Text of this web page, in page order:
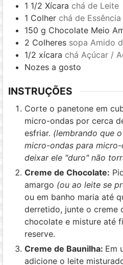
1 1/2 Xícara chá de Leite
1 Colher chá de
150 g Chocolate Meio
2 Colheres sopa Amido
1/2 xícara chá Açúcar /
Nozes a gosto
INSTRUÇÕES
Corte o panetone em
micro-ondas por cerca
esfriar. (lembrando que
micro-ondas para
deixar ele "duro" não
Creme de Chocolate:
amargo (ou ao leite se
ou em banho maria até
derretido, junte o creme
chocolate e misture até
reserve.
Creme de Baunilha: Em
adicione o leite